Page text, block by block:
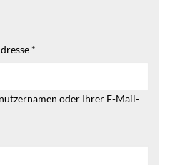
*
oder Ihrer E-Mail-